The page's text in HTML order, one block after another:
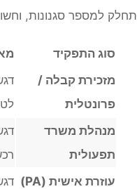
למספר סגנונות,
סוג התפקיד
מזכירת קבלה /
פרונטלית
מנהלת משרד
תפעולית
עוזרת אישית
(PA)